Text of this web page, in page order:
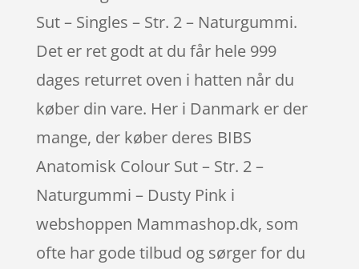
Sut – Singles – Str. 2 – Naturgummi.
Det er ret godt at du får hele 999
dages returret oven i hatten når du
køber din vare. Her i Danmark er der
mange, der køber deres BIBS
Anatomisk Colour Sut – Str. 2 –
Naturgummi – Dusty Pink i
webshoppen Mammashop.dk, som
ofte har gode tilbud og sørger for du